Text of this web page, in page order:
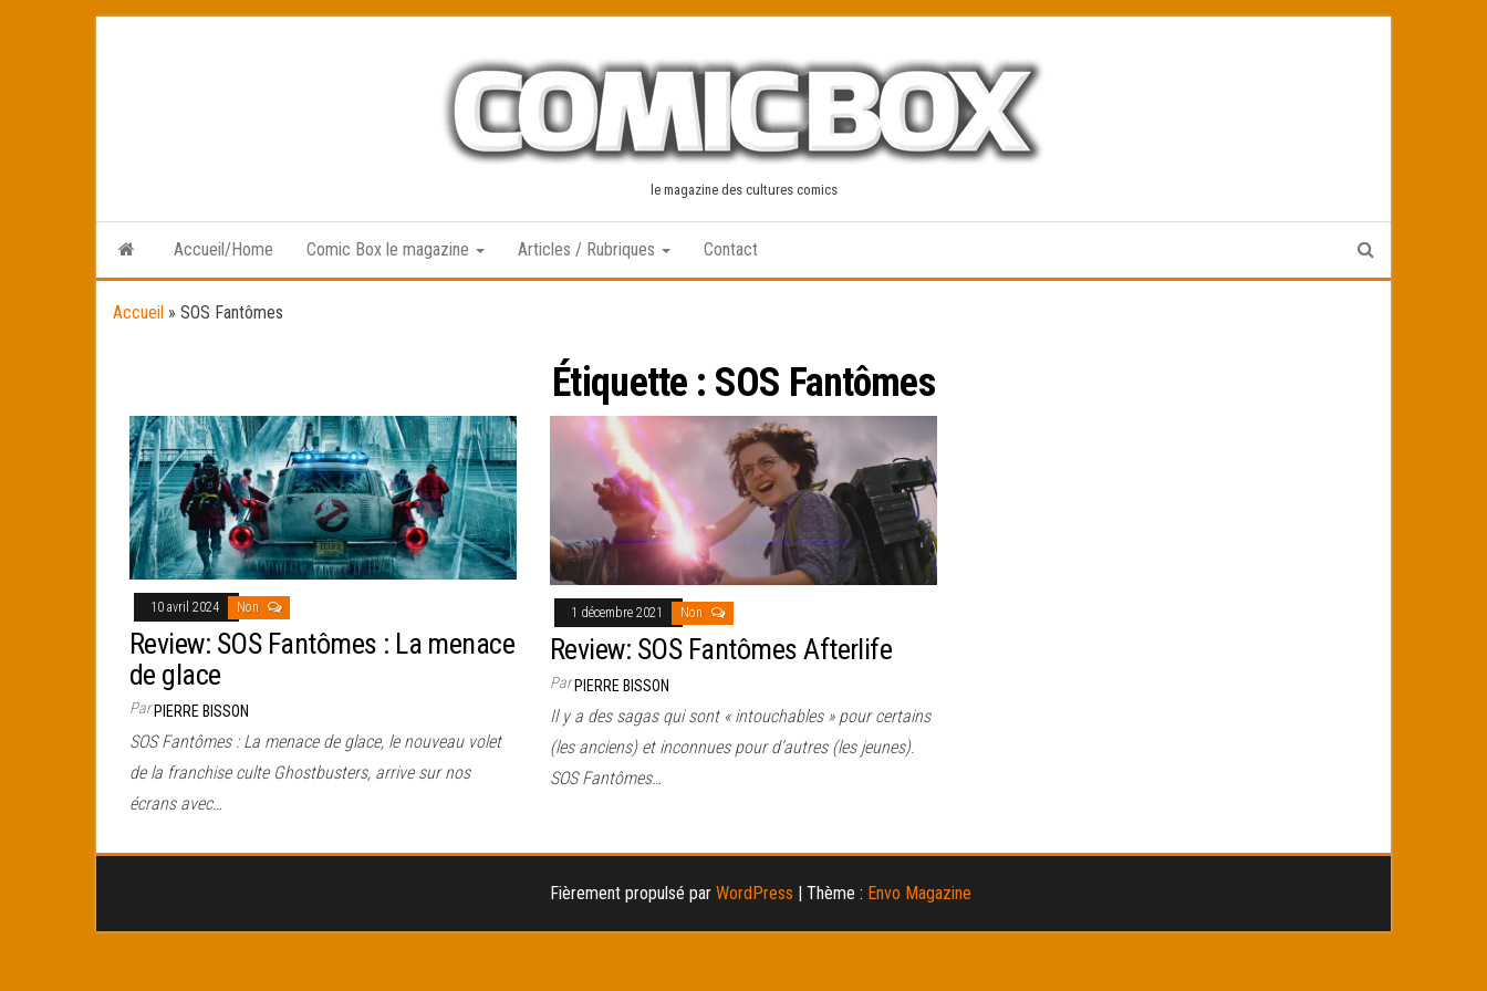
le magazine des cultures comics
Accueil/Home Comic Box le magazine Articles / Rubriques Contact
Accueil » SOS Fantômes
Étiquette : SOS Fantômes
10 avril 2024 Non
Review: SOS Fantômes : La menace
de glace
ParPIERRE BISSON
SOS Fantômes : La menace de glace, le nouveau volet
de la franchise culte Ghostbusters, arrive sur nos
écrans avec…
1 décembre 2021 Non
Review: SOS Fantômes Afterlife
ParPIERRE BISSON
Il y a des sagas qui sont « intouchables » pour certains
(les anciens) et inconnues pour d’autres (les jeunes).
SOS Fantômes…
Fièrement propulsé par WordPress | Thème : Envo Magazine